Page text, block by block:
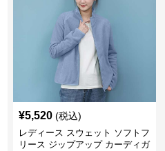
¥5,520 (税込)
レディース スウェット ソフトフ
リース ジップアップ カーディガ